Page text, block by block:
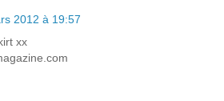
2012 à 19:57
xx